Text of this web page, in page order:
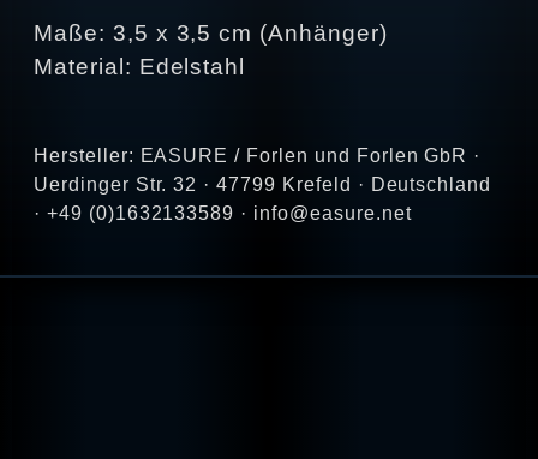
Maße: 3,5 x 3,5 cm (Anhänger)
Material: Edelstahl
Hersteller: EASURE / Forlen und Forlen GbR ·
Uerdinger Str. 32 · 47799 Krefeld · Deutschland
· +49 (0)1632133589 · info@easure.net